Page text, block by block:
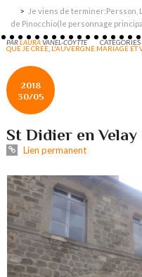
Je viens de terminer:Persson,
de Pinocchio(le personnage
PARLAURAVANEL-COYTTE
QUE JE CREE L'AUVERGNE:MARIAGE ET
2018
30/05
St Didier en
Lien permanent